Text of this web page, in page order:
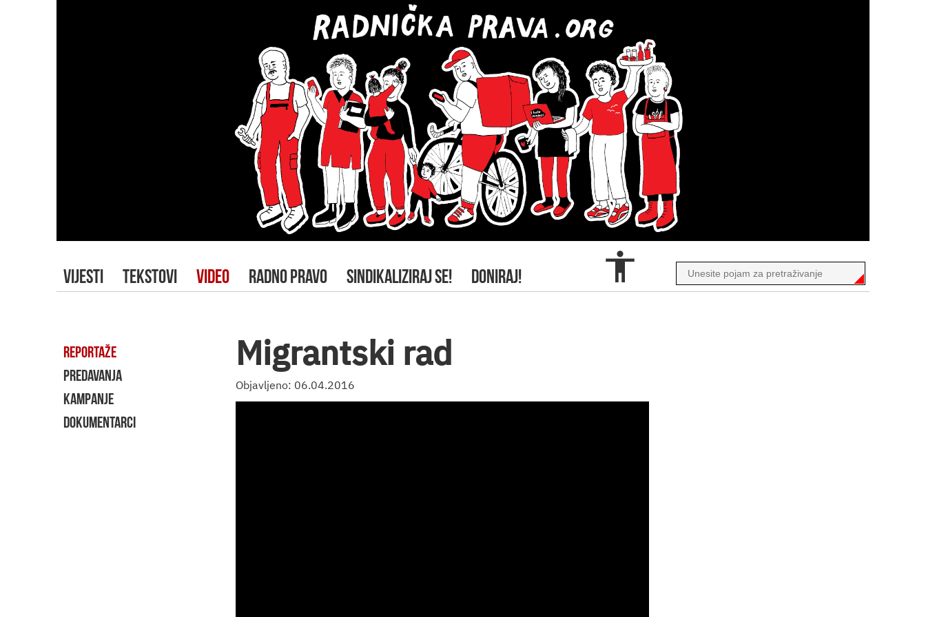
VIJESTI TEKSTOVI VIDEO RADNO PRAVO SINDIKALIZIRAJ SE! DONIRAJ!
REPORTAŽE
PREDAVANJA
KAMPANJE
DOKUMENTARCI
Migrantski rad
Objavljeno: 06.04.2016